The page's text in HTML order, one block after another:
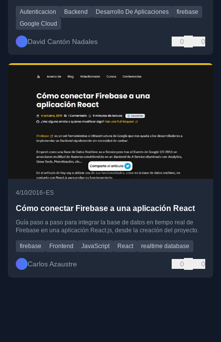
Autenticacion Backend Desarrollo De Aplicaciones
firebase
Google Cloud
David Cantón Nadales 0 0
4/10/2016• ES
Cómo conectar Firebase a una aplicación React
Guía paso a paso para integrar la base de datos en tiempo real de
Firebase en una aplicación React.js, desde la creación del proyecto.
firebase Frontend JavaScript React realtime database
Carlos Azaustre 0 0